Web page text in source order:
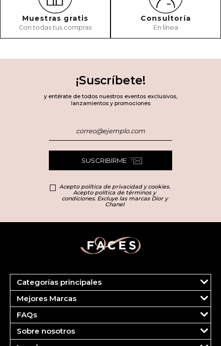
Muestras gratis
Con todas tus compras
Consultoría
En línea
¡Suscríbete!
y entérate de todos nuestros eventos exclusivos,
lanzamientos y promociones
SUSCRIBIRME
Acepto política de privacidad y cookies.
Acepto política de términos y
condiciones. Excluye las marcas Dior y
Chanel
Categorías principales
Marcas
Dior
Más Vendidos
Fragancias
Maquillaje
Cuidado del Rostro
Mejores Marcas
Clinique
Estee Lauder
Carolina Herrera
Ver todas las marcas
FAQs
Tu cuenta
Pedidos
FAQS
Sobre nosotros
¿Quiénes somos?